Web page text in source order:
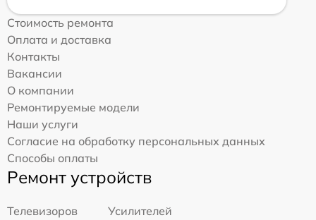
Стоимость ремонта
Оплата и доставка
Контакты
Вакансии
О компании
Ремонтируемые модели
Наши услуги
Согласие на обработку персональных данных
Способы оплаты
Ремонт устройств
Телевизоров
Усилителей